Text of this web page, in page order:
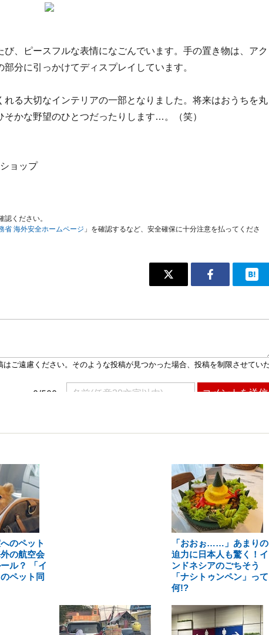
、ピースフルな表情になごんでいます。手の置き物は、アク
分に引っかけてディスプレイしています。
る大切なインテリアの一部となりました。将来はおうちを丸
かな野望のひとつだったりします…。（笑）
ョップ
ください。
省 海外安全ホームページ 」を確認するなど、安全確保に十分注意を払ってくださ
のペット
の航空会
ル？ 「イ
ペット同
「おおぉ……」あまりの
迫力に日本人も驚く！イ
ンドネシアのごちそう
「ナシトゥンペン」って
何!?